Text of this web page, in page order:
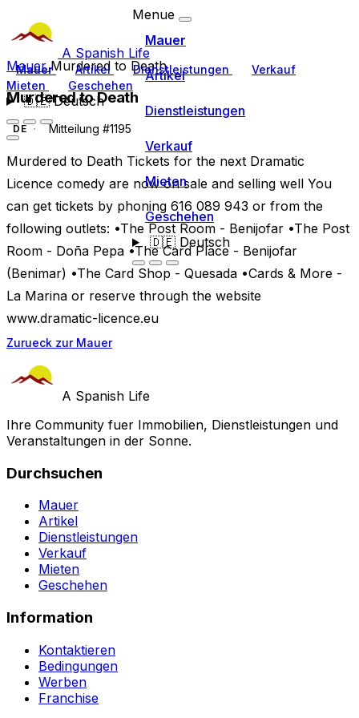
A Spanish Life
Mauer Artikel Dienstleistungen
Verkauf
Mieten
Geschehen
🇩🇪Deutsch
Menue
Mauer
Artikel
Dienstleistungen
Verkauf
Mieten
Geschehen
🇩🇪Deutsch
MauerMurdered to Death
Murdered to Death
DE Mitteilung #1195
Murdered to Death Tickets for the next Dramatic
Licence comedy are now on sale and selling well You
can get tickets by phoning 616 089 943 or from the
following outlets: •The Post Room - Benijofar •The Post
Room - Doña Pepa •The Card Place - Benijofar
(Benimar) •The Card Shop - Quesada •Cards & More -
La Marina or reserve through the website
www.dramatic-licence.eu
Zurueck zur Mauer
A Spanish Life
Ihre Community fuer Immobilien, Dienstleistungen und
Veranstaltungen in der Sonne.
Durchsuchen
Mauer
Artikel
Dienstleistungen
Verkauf
Mieten
Geschehen
Information
Kontaktieren
Bedingungen
Werben
Franchise